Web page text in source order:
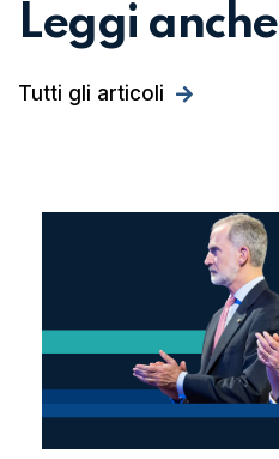
Leggi anche
Tutti gli articoli